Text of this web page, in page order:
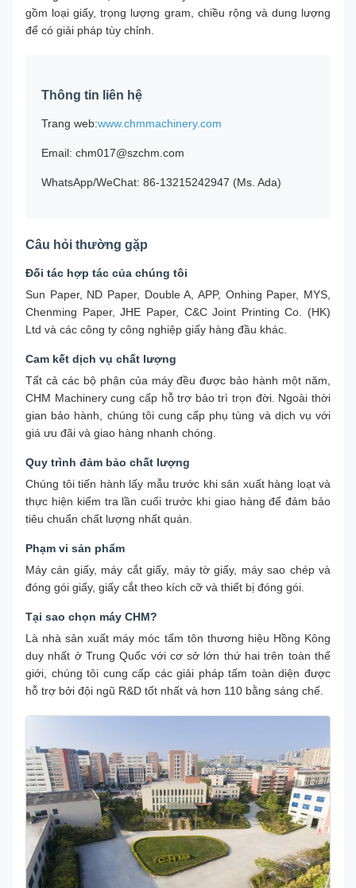
gồm loại giấy, trọng lượng gram, chiều rộng và dung lượng
để có giải pháp tùy chỉnh.
Thông tin liên hệ
Trang web:www.chmmachinery.com
Email: chm017@szchm.com
WhatsApp/WeChat: 86-13215242947 (Ms. Ada)
Câu hỏi thường gặp
Đối tác hợp tác của chúng tôi
Sun Paper, ND Paper, Double A, APP, Onhing Paper, MYS,
Chenming Paper, JHE Paper, C&C Joint Printing Co. (HK)
Ltd và các công ty công nghiệp giấy hàng đầu khác.
Cam kết dịch vụ chất lượng
Tất cả các bộ phận của máy đều được bảo hành một năm,
CHM Machinery cung cấp hỗ trợ bảo trì trọn đời. Ngoài thời
gian bảo hành, chúng tôi cung cấp phụ tùng và dịch vụ với
giá ưu đãi và giao hàng nhanh chóng.
Quy trình đảm bảo chất lượng
Chúng tôi tiến hành lấy mẫu trước khi sản xuất hàng loạt và
thực hiện kiểm tra lần cuối trước khi giao hàng để đảm bảo
tiêu chuẩn chất lượng nhất quán.
Phạm vi sản phẩm
Máy cán giấy, máy cắt giấy, máy tờ giấy, máy sao chép và
đóng gói giấy, giấy cắt theo kích cỡ và thiết bị đóng gói.
Tại sao chọn máy CHM?
Là nhà sản xuất máy móc tấm tôn thương hiệu Hồng Kông
duy nhất ở Trung Quốc với cơ sở lớn thứ hai trên toàn thế
giới, chúng tôi cung cấp các giải pháp tấm toàn diện được
hỗ trợ bởi đội ngũ R&D tốt nhất và hơn 110 bằng sáng chế.